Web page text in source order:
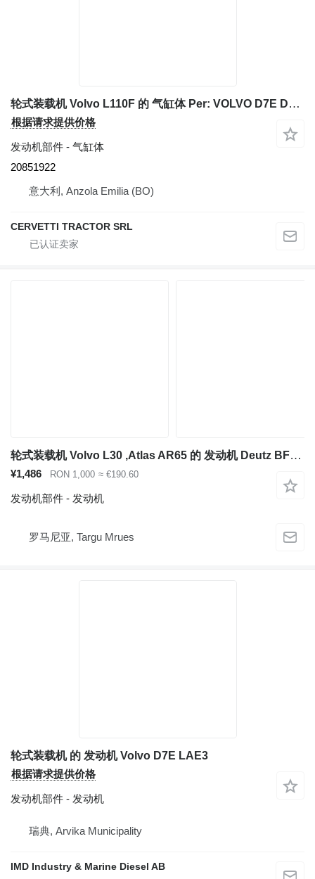
轮式装载机 Volvo L110F 的 气缸体 Per: VOLVO D7E D7ELBE3 Monoblocco 20851922
根据请求提供价格
发动机部件 - 气缸体
20851922
意大利, Anzola Emilia (BO)
CERVETTI TRACTOR SRL
轮式装载机 Volvo L30 ,Atlas AR65 的 发动机 Deutz BF4M2012C 1500–2500 rpm
¥1,486 RON 1,000 ≈ €190.60
发动机部件 - 发动机
罗马尼亚, Targu Mrues
轮式装载机 的 发动机 Volvo D7E LAE3
根据请求提供价格
发动机部件 - 发动机
瑞典, Arvika Municipality
IMD Industry & Marine Diesel AB